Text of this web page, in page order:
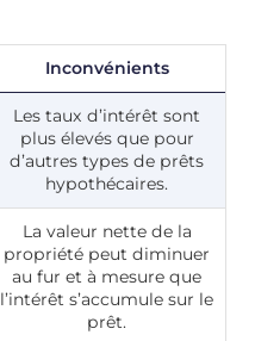
Inconvénients
Les taux d’intérêt sont
plus élevés que pour
d’autres types de prêts
hypothécaires.
La valeur nette de la
propriété peut diminuer
au fur et à mesure que
l’intérêt s’accumule sur le
prêt.